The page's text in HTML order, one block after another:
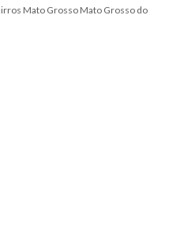
Mato Grosso Mato Grosso do